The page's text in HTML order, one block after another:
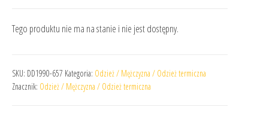
Tego produktu nie ma na stanie i nie jest dostępny.
SKU: DD1990-657 Kategoria: Odzież / Mężczyzna / Odzież termiczna
Znacznik: Odzież / Mężczyzna / Odzież termiczna